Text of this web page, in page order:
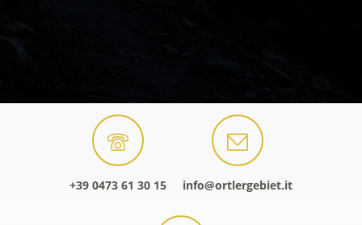
+39 0473 61 30 15 info@ortlergebiet.it